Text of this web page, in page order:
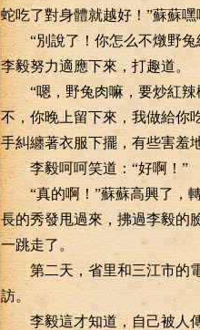
蛇吃了對身體就越好！”蘇蘇嘿
“別說了！你怎么不燉野兔
李毅努力適應下來，打趣道。
“嗯，野兔肉嘛，要炒紅辣
不，你晚上留下來，我做給你
手糾纏著衣服下擺，有些害羞
李毅呵呵笑道：“好啊！”
“真的啊！”蘇蘇高興了，轉
長的秀發甩過來，拂過李毅的
一跳走了。
第二天，省里和三江市的
訪。
李毅這才知道，自己被人傳